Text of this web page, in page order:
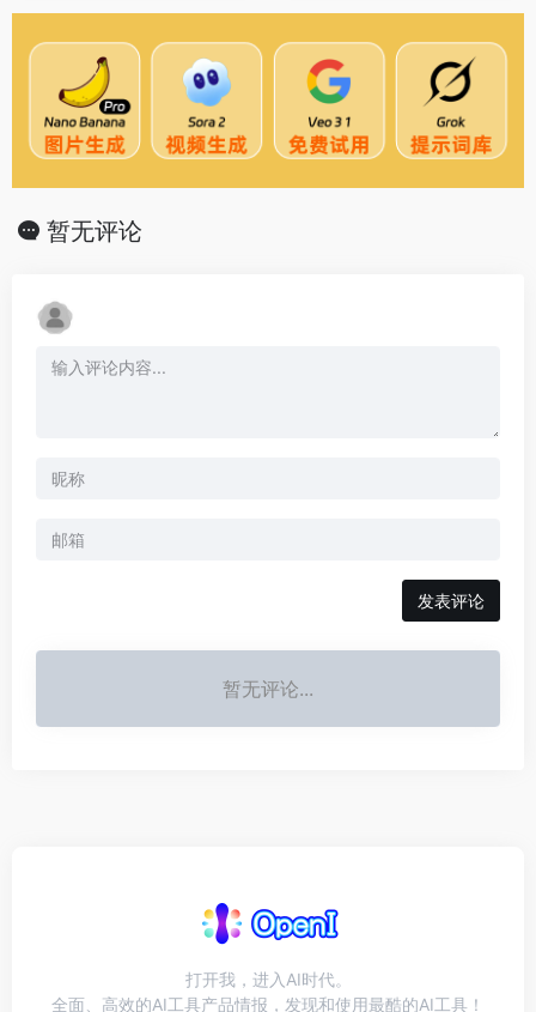
暂无评论
发表评论
暂无评论...
打开我，进入AI时代。
全面、高效的AI工具产品情报，发现和使用最酷的AI工具！